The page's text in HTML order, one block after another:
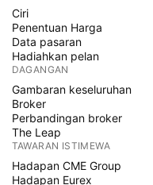
Ciri
Penentuan Harga
Data pasaran
Hadiahkan pelan
DAGANGAN
Gambaran keseluruhan
Broker
Perbandingan broker
The Leap
TAWARAN ISTIMEWA
Hadapan CME Group
Hadapan Eurex